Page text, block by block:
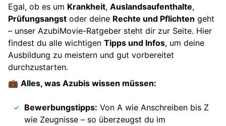
Egal, ob es um Krankheit, Auslandsaufenthalte,
Prüfungsangst oder deine Rechte und Pflichten geht
– unser AzubiMovie-Ratgeber steht dir zur Seite. Hier
findest du alle wichtigen Tipps und Infos, um deine
Ausbildung zu meistern und gut vorbereitet
durchzustarten.
💼 Alles, was Azubis wissen müssen:
Bewerbungstipps: Von A wie Anschreiben bis Z
wie Zeugnisse – so überzeugst du im